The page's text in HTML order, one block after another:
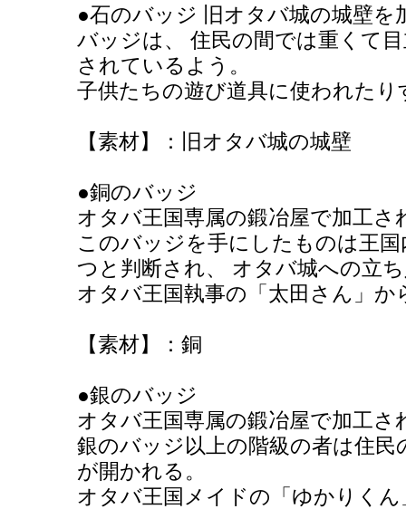
●石のバッジ 旧オタバ城の城壁
バッジは、 住民の間では重くて
されているよう。
子供たちの遊び道具に使われた
【素材】：旧オタバ城の城壁
●銅のバッジ
オタバ王国専属の鍛冶屋で加工さ
このバッジを手にしたものは王
つと判断され、 オタバ城への立
オタバ王国執事の「太田さん」か
【素材】：銅
●銀のバッジ
オタバ王国専属の鍛冶屋で加工さ
銀のバッジ以上の階級の者は住民
が開かれる。
オタバ王国メイドの「ゆかりく